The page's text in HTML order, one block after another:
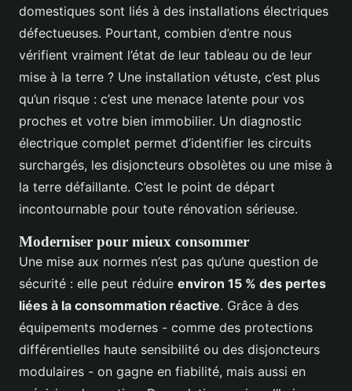
domestiques sont liés à des installations électriques
défectueuses. Pourtant, combien d’entre nous
vérifient vraiment l’état de leur tableau ou de leur
mise à la terre ? Une installation vétuste, c’est plus
qu’un risque : c’est une menace latente pour vos
proches et votre bien immobilier. Un diagnostic
électrique complet permet d’identifier les circuits
surchargés, les disjoncteurs obsolètes ou une mise à
la terre défaillante. C’est le point de départ
incontournable pour toute rénovation sérieuse.
Moderniser pour mieux consommer
Une mise aux normes n’est pas qu’une question de
sécurité : elle peut réduire environ 15 % des pertes
liées à la consommation réactive. Grâce à des
équipements modernes - comme des protections
différentielles haute sensibilité ou des disjoncteurs
modulaires - on gagne en fiabilité, mais aussi en